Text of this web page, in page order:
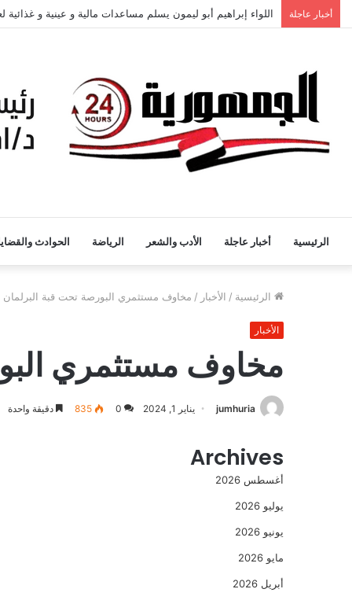
أخبار عاجلة
الرئيسية أخبار عاجلة الأدب والشعر الرياضة الحوادث
الرئيسية / الأخبار / مخاوف مستثمري البورصة تحت قبة البرلمان
الأخبار
مخاوف مستثمري
jumhuria يناير 1, 2024 0
835 دقيقة واحدة
Archives
أغسطس 2026
يوليو 2026
يونيو 2026
مايو 2026
أبريل 2026